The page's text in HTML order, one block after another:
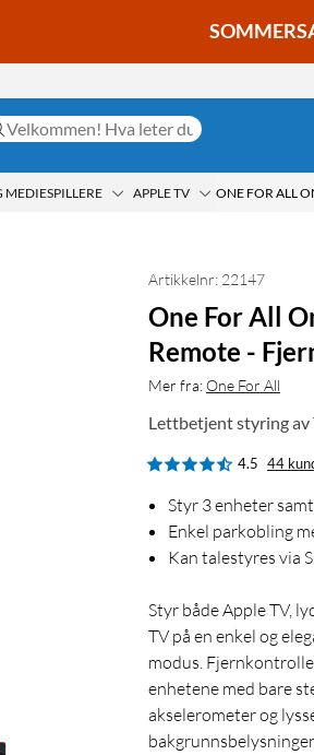
APPLE TV
Artikkelnr: 22147
One For All
Remote -
Mer fra:One For All
Lettbetjent styring av
4.5 44
Styr 3 enheter
Enkel parkobling
Kan talestyres via
Styr både Apple TV,
TV på en enkel og
modus.
enhetene med bare
akselerometer og